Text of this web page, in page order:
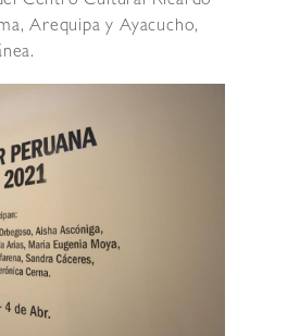
Arequipa y Ayacucho,